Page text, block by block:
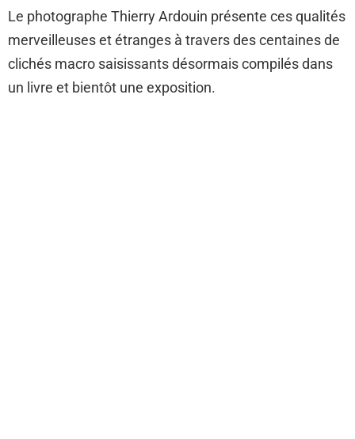
Le photographe Thierry Ardouin présente ces qualités
merveilleuses et étranges à travers des centaines de
clichés macro saisissants désormais compilés dans
un livre et bientôt une exposition.